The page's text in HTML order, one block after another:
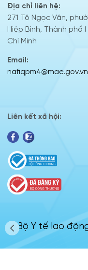
Địa chỉ liên hệ:
271 Tô Ngọc Vân,
Hiệp Bình, Thành phố
Chí Minh
Email:
nafiqpm4@mae.gov.vn
Liên kết xã hội:
Bộ Y tế lao